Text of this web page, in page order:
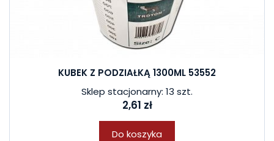
KUBEK Z PODZIAŁKĄ 1300ML 53552
Sklep stacjonarny: 13 szt.
2,61 zł
Do koszyka